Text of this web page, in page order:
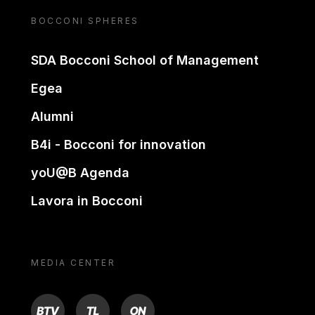
BOCCONI SPHERES
SDA Bocconi School of Management
Egea
Alumni
B4i - Bocconi for innovation
yoU@B Agenda
Lavora in Bocconi
MEDIA CENTER
BTV TL ON